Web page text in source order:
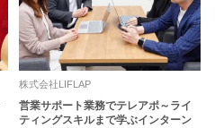
株式会社LIFLAP
営業サポート業務でテレアポ～ライ
ティングスキルまで学ぶインターン